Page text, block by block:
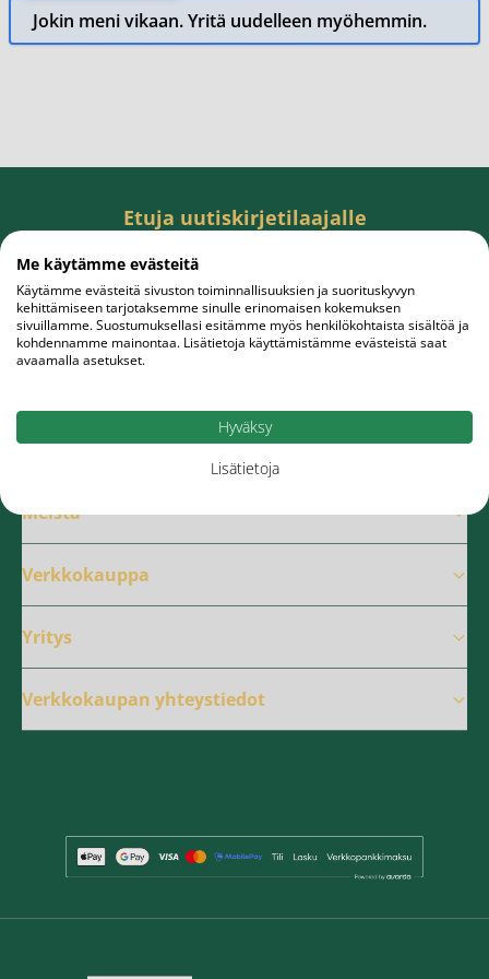
Jokin meni vikaan. Yritä uudelleen myöhemmin.
Etuja uutiskirjetilaajalle
ensiostokseesi.
Meistä
Verkkokauppa
Yritys
Verkkokaupan yhteystiedot
Me käytämme evästeitä
Käytämme evästeitä sivuston toiminnallisuuksien ja suorituskyvyn
kehittämiseen tarjotaksemme sinulle erinomaisen kokemuksen
sivuillamme. Suostumuksellasi esitämme myös henkilökohtaista sisältöä ja
kohdennamme mainontaa. Lisätietoja käyttämistämme evästeistä saat
avaamalla asetukset.
Hyväksy
Lisätietoja